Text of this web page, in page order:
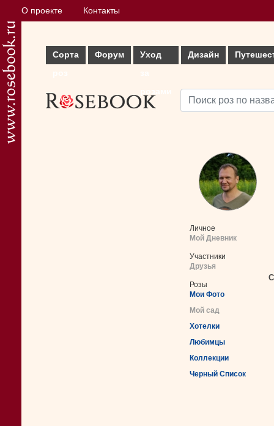
О проекте Контакты
Сорта
Форум
Уход
Дизайн
Личное
Мой Дневник
Участники
Друзья
Розы
Мои Фото
Мой сад
Хотелки
Любимцы
Коллекции
Черный Список